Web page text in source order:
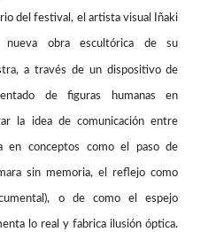
del festival, el artista visual Iñaki
nueva obra escultórica de su
a través de un dispositivo de
de figuras humanas en
la idea de comunicación entre
en conceptos como el paso de
sin memoria, el reflejo como
o de como el espejo
lo real y fabrica ilusión óptica.